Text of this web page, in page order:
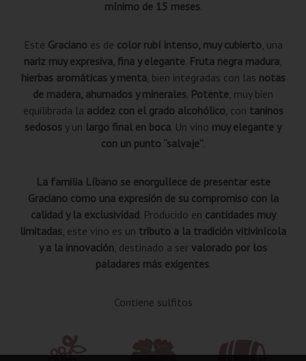
mínimo de 15 meses.
Este Graciano es de color rubí intenso, muy cubierto, una
nariz muy expresiva, fina y elegante. Fruta negra madura,
hierbas aromáticas y menta, bien integradas con las notas
de madera, ahumados y minerales. Potente, muy bien
equilibrada la acidez con el grado alcohólico, con taninos
sedosos y un largo final en boca. Un vino muy elegante y
con un punto “salvaje”.
La familia Líbano se enorgullece de presentar este
Graciano como una expresión de su compromiso con la
calidad y la exclusividad. Producido en cantidades muy
limitadas, este vino es un tributo a la tradición vitivinícola
y a la innovación, destinado a ser valorado por los
paladares más exigentes.
Contiene sulfitos